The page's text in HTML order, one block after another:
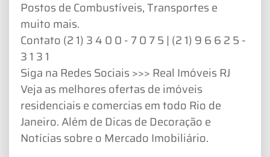
Postos de Combustíveis, Transportes e
muito mais.
Contato (2 1) 3 4 0 0 - 7 0 7 5 | (2 1) 9 6 6 2 5 -
3 1 3 1
Siga na Redes Sociais >>> Real Imóveis RJ
Veja as melhores ofertas de imóveis
residenciais e comercias em todo Rio de
Janeiro. Além de Dicas de Decoração e
Notícias sobre o Mercado Imobiliário.